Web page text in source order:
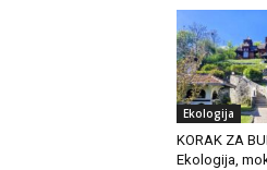
Ekologija
KORAK ZA
Ekologija,